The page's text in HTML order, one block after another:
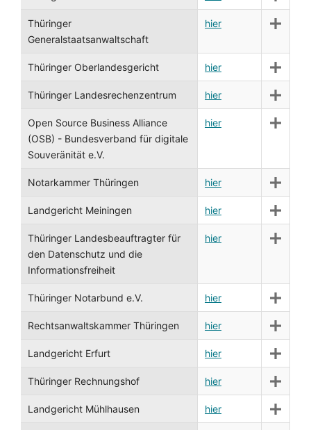
Thüringer
Generalstaatsanwaltschaft
hier
Thüringer Oberlandesgericht hier
Thüringer Landesrechenzentrum hier
Open Source Business Alliance
(OSB) - Bundesverband für digitale
Souveränität e.V.
hier
Notarkammer Thüringen hier
Landgericht Meiningen hier
Thüringer Landesbeauftragter für
den Datenschutz und die
Informationsfreiheit
hier
Thüringer Notarbund e.V. hier
Rechtsanwaltskammer Thüringen hier
Landgericht Erfurt hier
Thüringer Rechnungshof hier
Landgericht Mühlhausen hier